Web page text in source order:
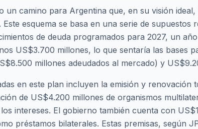
un camino para Argentina que, en su visión
esquema se basa en una serie de
de deuda programados para 2027, un
US$3.700 millones, lo que sentaría las bases
millones adeudados al mercado) y
en este plan incluyen la emisión y
de US$4.200 millones de organismos
intereses. El gobierno también cuenta con
préstamos bilaterales. Estas premisas, según